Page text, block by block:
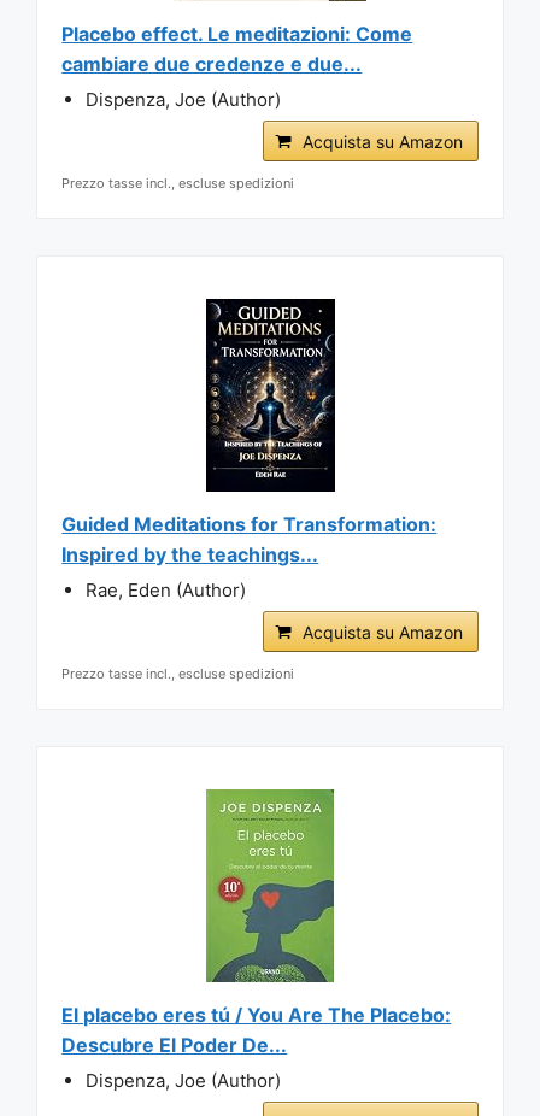
Placebo effect. Le meditazioni: Come
cambiare due credenze e due...
Dispenza, Joe (Author)
Acquista su Amazon
Prezzo tasse incl., escluse spedizioni
Guided Meditations for Transformation:
Inspired by the teachings...
Rae, Eden (Author)
Acquista su Amazon
Prezzo tasse incl., escluse spedizioni
El placebo eres tú / You Are The Placebo:
Descubre El Poder De...
Dispenza, Joe (Author)